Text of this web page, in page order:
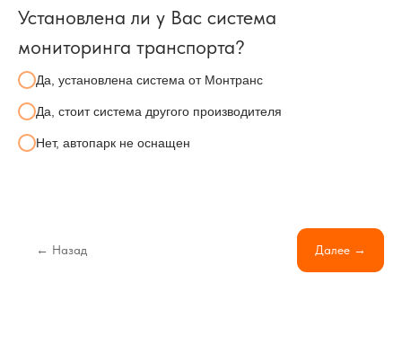
Установлена ли у Вас система
мониторинга транспорта?
Да, установлена система от Монтранс
Да, стоит система другого производителя
Нет, автопарк не оснащен
← Назад Далее →